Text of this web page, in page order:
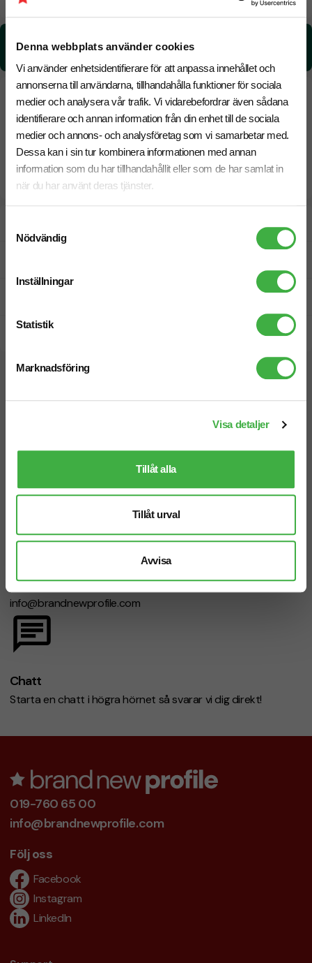
Denna webbplats använder cookies
Vi använder enhetsidentifierare för att anpassa innehållet och
annonserna till användarna, tillhandahålla funktioner för sociala
medier och analysera vår trafik. Vi vidarebefordrar även sådana
identifierare och annan information från din enhet till de sociala
medier och annons- och analysföretag som vi samarbetar med.
Dessa kan i sin tur kombinera informationen med annan
information som du har tillhandahållit eller som de har samlat in
när du har använt deras tjänster.
Nödvändig
Inställningar
Statistik
Marknadsföring
Visa detaljer
Tillåt alla
Tillåt urval
Avvisa
Snabbare leverans? Kontakta oss.
CO₂e -avtryck:
4.20 kg CO₂e / per styck
Telefon: 019-760 65 00
Mejl
info@brandnewprofile.com
Chatt
Starta en chatt i högra hörnet så svarar vi dig direkt!
019-760 65 00
info@brandnewprofile.com
Följ oss
Facebook
Instagram
LinkedIn